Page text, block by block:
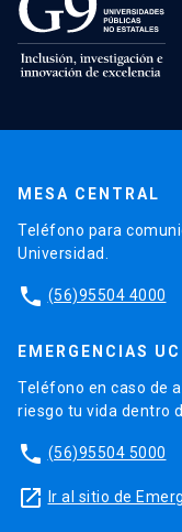
MESA CENTRAL
Teléfono para
Universidad.
phone (56)95504 4000
EMERGENCIAS UC
Teléfono en caso de
riesgo tu vida dentro
phone (56)95504 5000
launch Ir al sitio de